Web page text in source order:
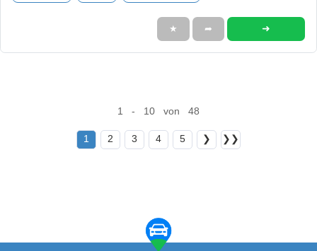
★ ➦ ➜
1 - 10 von 48
1 2 3 4 5 ❯ ❯❯